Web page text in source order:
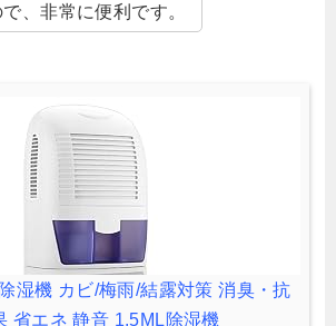
、非常に便利です。
湿機 カビ/梅雨/結露対策 消臭・抗
省エネ 静音 1.5ML除湿機